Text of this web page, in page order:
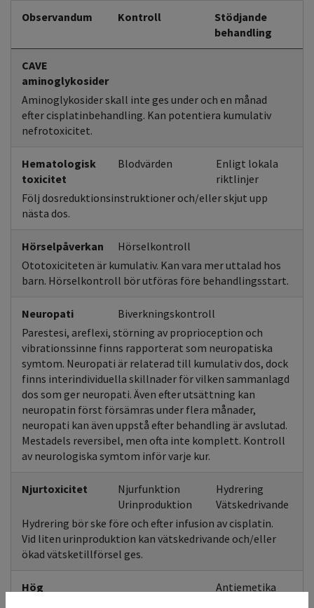
Observandum Kontroll
Stödjande
behandling
CAVE
aminoglykosider
Aminoglykosider skall inte ges under och en månad
efter cisplatinbehandling. Kan potentiera kumulativ
nefrotoxicitet.
Hematologisk
toxicitet
Blodvärden
Enligt lokala
riktlinjer
Följ dosreduktionsinstruktioner och/eller skjut upp
nästa dos.
Hörselpåverkan
Hörselkontroll
Ototoxiciteten är kumulativ. Kan vara mer uttalad hos
barn. Hörselkontroll bör utföras före behandlingsstart.
Neuropati
Biverkningskontroll
Parestesi, areflexi, störning av proprioception och
vibrationssinne finns rapporterat som neuropatiska
symtom. Neuropati är relaterad till kumulativ dos, dock
finns interindividuella skillnader för vilken sammanlagd
dos som ger neuropati. Även efter utsättning kan
neuropatin först försämras under flera månader,
neuropati kan även uppstå efter behandling är avslutad.
Mestadels reversibel, men ofta inte komplett. Kontroll
av neurologiska symtom inför varje kur.
Njurtoxicitet Njurfunktion
Hydrering
Urinproduktion
Vätskedrivande
Hydrering bör ske före och efter infusion av cisplatin.
Vid liten urinproduktion kan vätskedrivande och/eller
ökad vätsketillförsel ges.
Hög
Antiemetika